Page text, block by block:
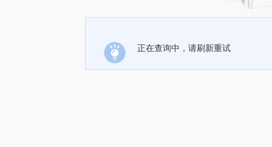
正在查询中，请刷新重试